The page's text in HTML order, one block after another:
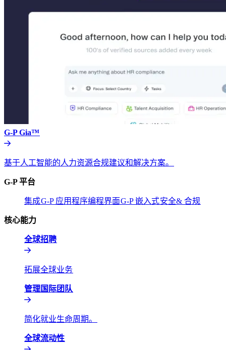
G-P Gia™​​
基于人工智能的人力资源合规建议和解决方案。​​
G-P 平台​​
集成​​G-P 应用程序编程界面​​G-P 嵌入式​​安全& 合规​​
核心能力​​
全球招聘​​
拓展全球业务​​
管理国际团队​​
简化就业生命周期。​​
全球流动性​​